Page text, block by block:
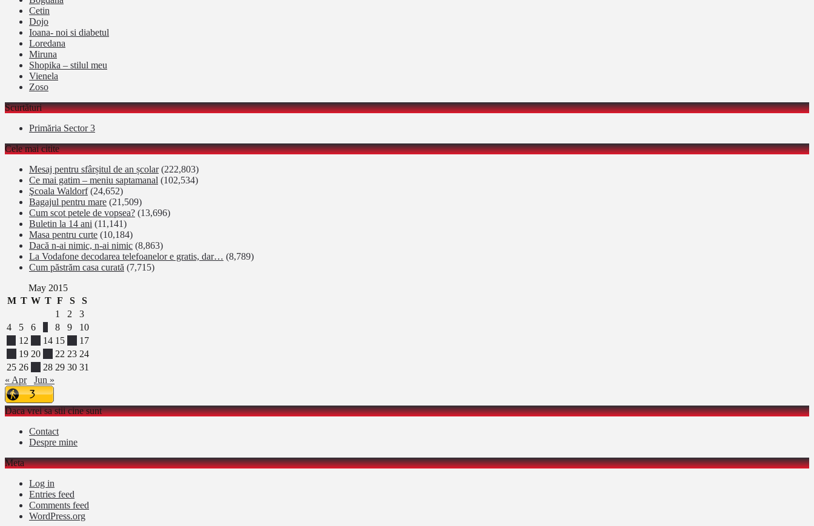
Cetin
Dojo
Ioana- noi si diabetul
Loredana
Miruna
Shopika – stilul meu
Vienela
Zoso
Scurtături
Primăria Sector 3
Cele mai citite
Mesaj pentru sfârșitul de an școlar (222,803)
Ce mai gatim – meniu saptamanal (102,534)
Şcoala Waldorf (24,652)
Bagajul pentru mare (21,509)
Cum scot petele de vopsea? (13,696)
Buletin la 14 ani (11,141)
Masa pentru curte (10,184)
Dacă n-ai nimic, n-ai nimic (8,863)
La Vodafone decodarea telefoanelor e gratis, dar… (8,789)
Cum păstrăm casa curată (7,715)
May 2015
M T W T F S
S
1
2
3
4
5 6 8 9
10
12 14 15
17
19 20 22 23 24
25 26 28 29 30 31
« Apr
Jun »
Daca vrei sa stii cine sunt
Contact
Despre mine
Meta
Log in
Entries feed
Comments feed
WordPress.org